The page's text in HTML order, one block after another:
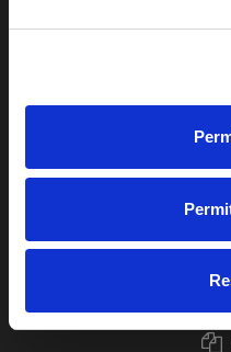
Pentru copii
Diverse